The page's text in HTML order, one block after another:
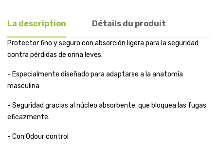
La description Détails du produit
Protector fino y seguro con absorción ligera para la seguridad
contra pérdidas de orina leves.
- Especialmente diseñado para adaptarse a la anatomía
masculina
- Seguridad gracias al núcleo absorbente, que bloquea las fugas
eficazmente.
- Con Odour control